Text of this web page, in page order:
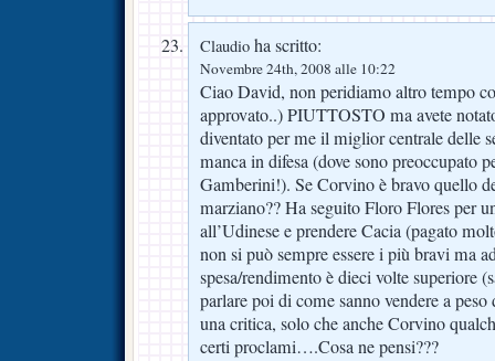
Claudio ha scritto:
Novembre 24th, 2008 alle 10:22
Ciao David, non peridiamo altro tempo
approvato..) PIUTTOSTO ma avete
diventato per me il miglior centrale delle
manca in difesa (dove sono preoccupato
Gamberini!). Se Corvino è bravo quello
marziano?? Ha seguito Floro Flores per
all’Udinese e prendere Cacia (pagato
non si può sempre essere i più bravi ma
spesa/rendimento è dieci volte superiore
parlare poi di come sanno vendere a
una critica, solo che anche Corvino
certi proclami….Cosa ne pensi???